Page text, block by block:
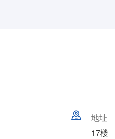
地址
17楼